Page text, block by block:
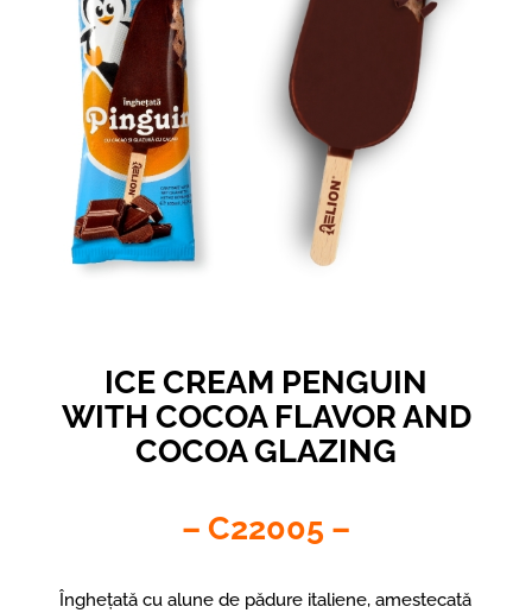
ICE CREAM PENGUIN
WITH COCOA FLAVOR AND
COCOA GLAZING
– C22005 –
Înghețată cu alune de pădure italiene, amestecată